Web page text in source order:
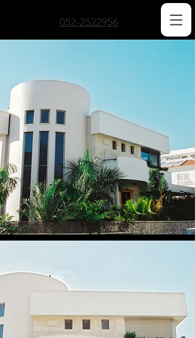
052-2522956